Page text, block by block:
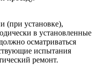
(при установке),
в установленные
осматриваться
испытания
ремонт.